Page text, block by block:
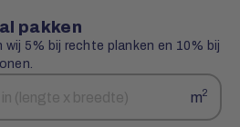
pakken
5% bij rechte planken en 10% bij
m2